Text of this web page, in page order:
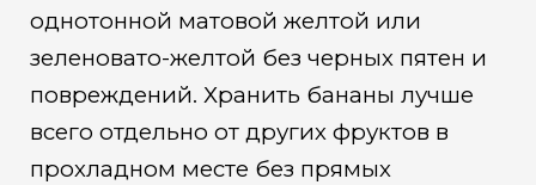
однотонной матовой желтой или
зеленовато-желтой без черных пятен и
повреждений. Хранить бананы лучше
всего отдельно от других фруктов в
прохладном месте без прямых